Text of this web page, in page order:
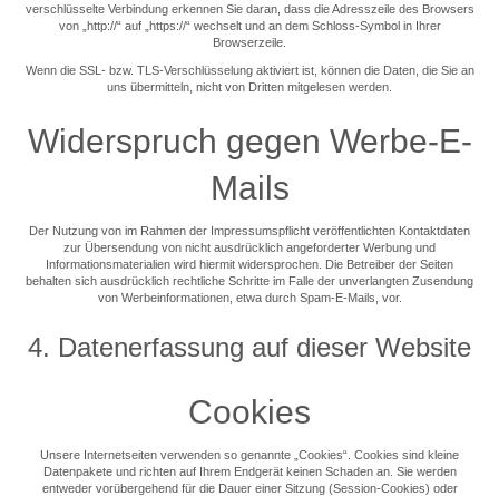
verschlüsselte Verbindung erkennen Sie daran, dass die Adresszeile des Browsers
von „http://“ auf „https://“ wechselt und an dem Schloss-Symbol in Ihrer
Browserzeile.
Wenn die SSL- bzw. TLS-Verschlüsselung aktiviert ist, können die Daten, die Sie an
uns übermitteln, nicht von Dritten mitgelesen werden.
Widerspruch gegen Werbe-E-
Mails
Der Nutzung von im Rahmen der Impressumspflicht veröffentlichten Kontaktdaten
zur Übersendung von nicht ausdrücklich angeforderter Werbung und
Informationsmaterialien wird hiermit widersprochen. Die Betreiber der Seiten
behalten sich ausdrücklich rechtliche Schritte im Falle der unverlangten Zusendung
von Werbeinformationen, etwa durch Spam-E-Mails, vor.
4. Datenerfassung auf dieser Website
Cookies
Unsere Internetseiten verwenden so genannte „Cookies“. Cookies sind kleine
Datenpakete und richten auf Ihrem Endgerät keinen Schaden an. Sie werden
entweder vorübergehend für die Dauer einer Sitzung (Session-Cookies) oder